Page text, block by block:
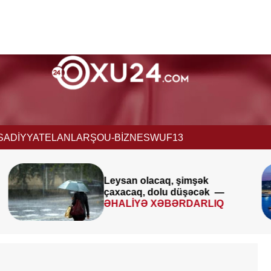
ELANLARŞOU-BİZNESWUF13
Avqustun 8-9-u ilə bağlı
XƏBƏRDARLIQ